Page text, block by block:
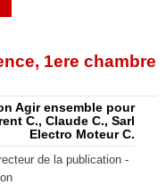
1ere chambre
Agir ensemble pour
C., Claude C., Sarl
Electro Moteur C.
de la publication -